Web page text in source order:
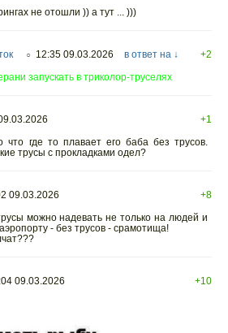
не отошли )) а тут ... )))
○ 12:35 09.03.2026 в ответ на ↓
+2
запускать в триколор-труселях
+1
где то плавает его баба без трусов.
трусы с прокладками одел?
09.03.2026
+8
можно надевать не только на людей и
- без трусов - срамотища!
09.03.2026 +10